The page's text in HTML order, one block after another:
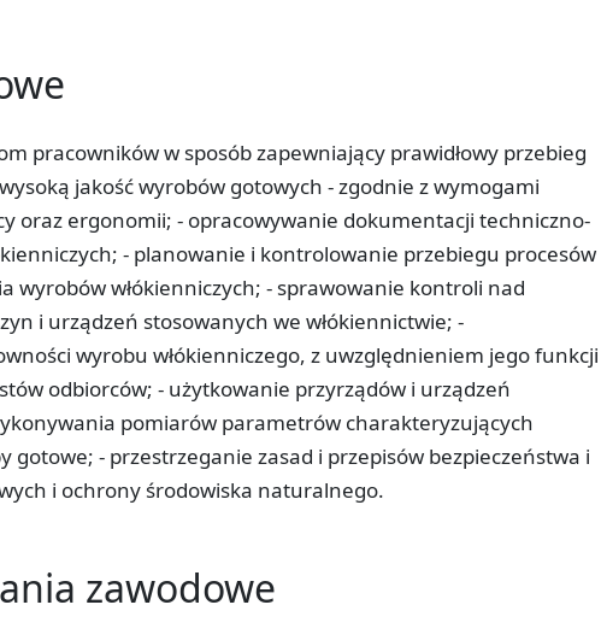
pracowników w sposób zapewniający prawidłowy przebieg
jakość wyrobów gotowych - zgodnie z wymogami
oraz ergonomii; - opracowywanie dokumentacji techniczno-
- planowanie i kontrolowanie przebiegu procesów
wyrobów włókienniczych; - sprawowanie kontroli nad
i urządzeń stosowanych we włókiennictwie; -
wyrobu włókienniczego, z uwzględnieniem jego funkcji
odbiorców; - użytkowanie przyrządów i urządzeń
pomiarów parametrów charakteryzujących
gotowe; - przestrzeganie zasad i przepisów bezpieczeństwa i
i ochrony środowiska naturalnego.
zawodowe